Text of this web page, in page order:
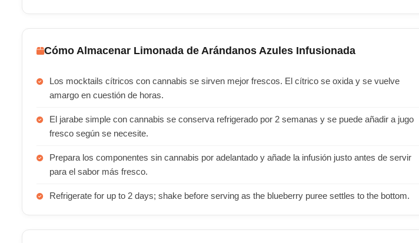
Cómo Almacenar Limonada de Arándanos Azules Infusionada
Los mocktails cítricos con cannabis se sirven mejor frescos. El cítrico se oxida y se vuelve
amargo en cuestión de horas.
El jarabe simple con cannabis se conserva refrigerado por 2 semanas y se puede añadir a jugo
fresco según se necesite.
Prepara los componentes sin cannabis por adelantado y añade la infusión justo antes de servir
para el sabor más fresco.
Refrigerate for up to 2 days; shake before serving as the blueberry puree settles to the bottom.